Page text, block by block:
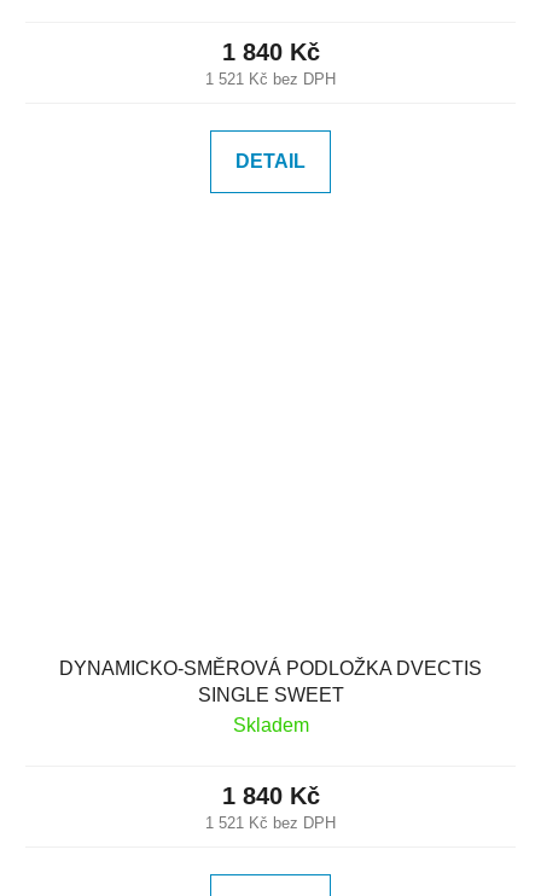
1 521 Kč bez DPH
1 840 Kč
DETAIL
DYNAMICKO-SMĚROVÁ PODLOŽKA DVECTIS
SINGLE SWEET
Skladem
1 521 Kč bez DPH
1 840 Kč